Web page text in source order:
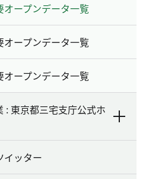
ープンデータ一覧
ープンデータ一覧
ープンデータ一覧
: 東京都三宅支庁公式ホ
イッター